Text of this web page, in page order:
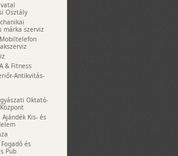
Osztály
márka szerviz
& Fitness
Antikvitás-
Oktató-
Ajándék Kis- és
és
Pub